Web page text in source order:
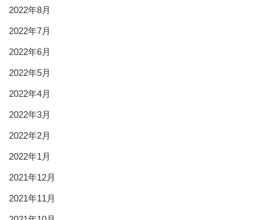
2022年8月
2022年7月
2022年6月
2022年5月
2022年4月
2022年3月
2022年2月
2022年1月
2021年12月
2021年11月